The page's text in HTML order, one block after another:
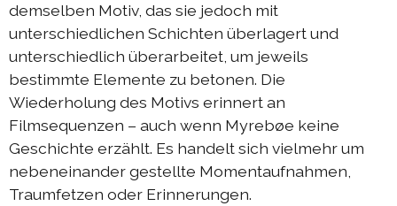
demselben Motiv, das sie jedoch mit
unterschiedlichen Schichten überlagert und
unterschiedlich überarbeitet, um jeweils
bestimmte Elemente zu betonen. Die
Wiederholung des Motivs erinnert an
Filmsequenzen – auch wenn Myrebøe keine
Geschichte erzählt. Es handelt sich vielmehr um
nebeneinander gestellte Momentaufnahmen,
Traumfetzen oder Erinnerungen.